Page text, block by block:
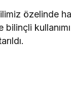
özelinde
bilinçli